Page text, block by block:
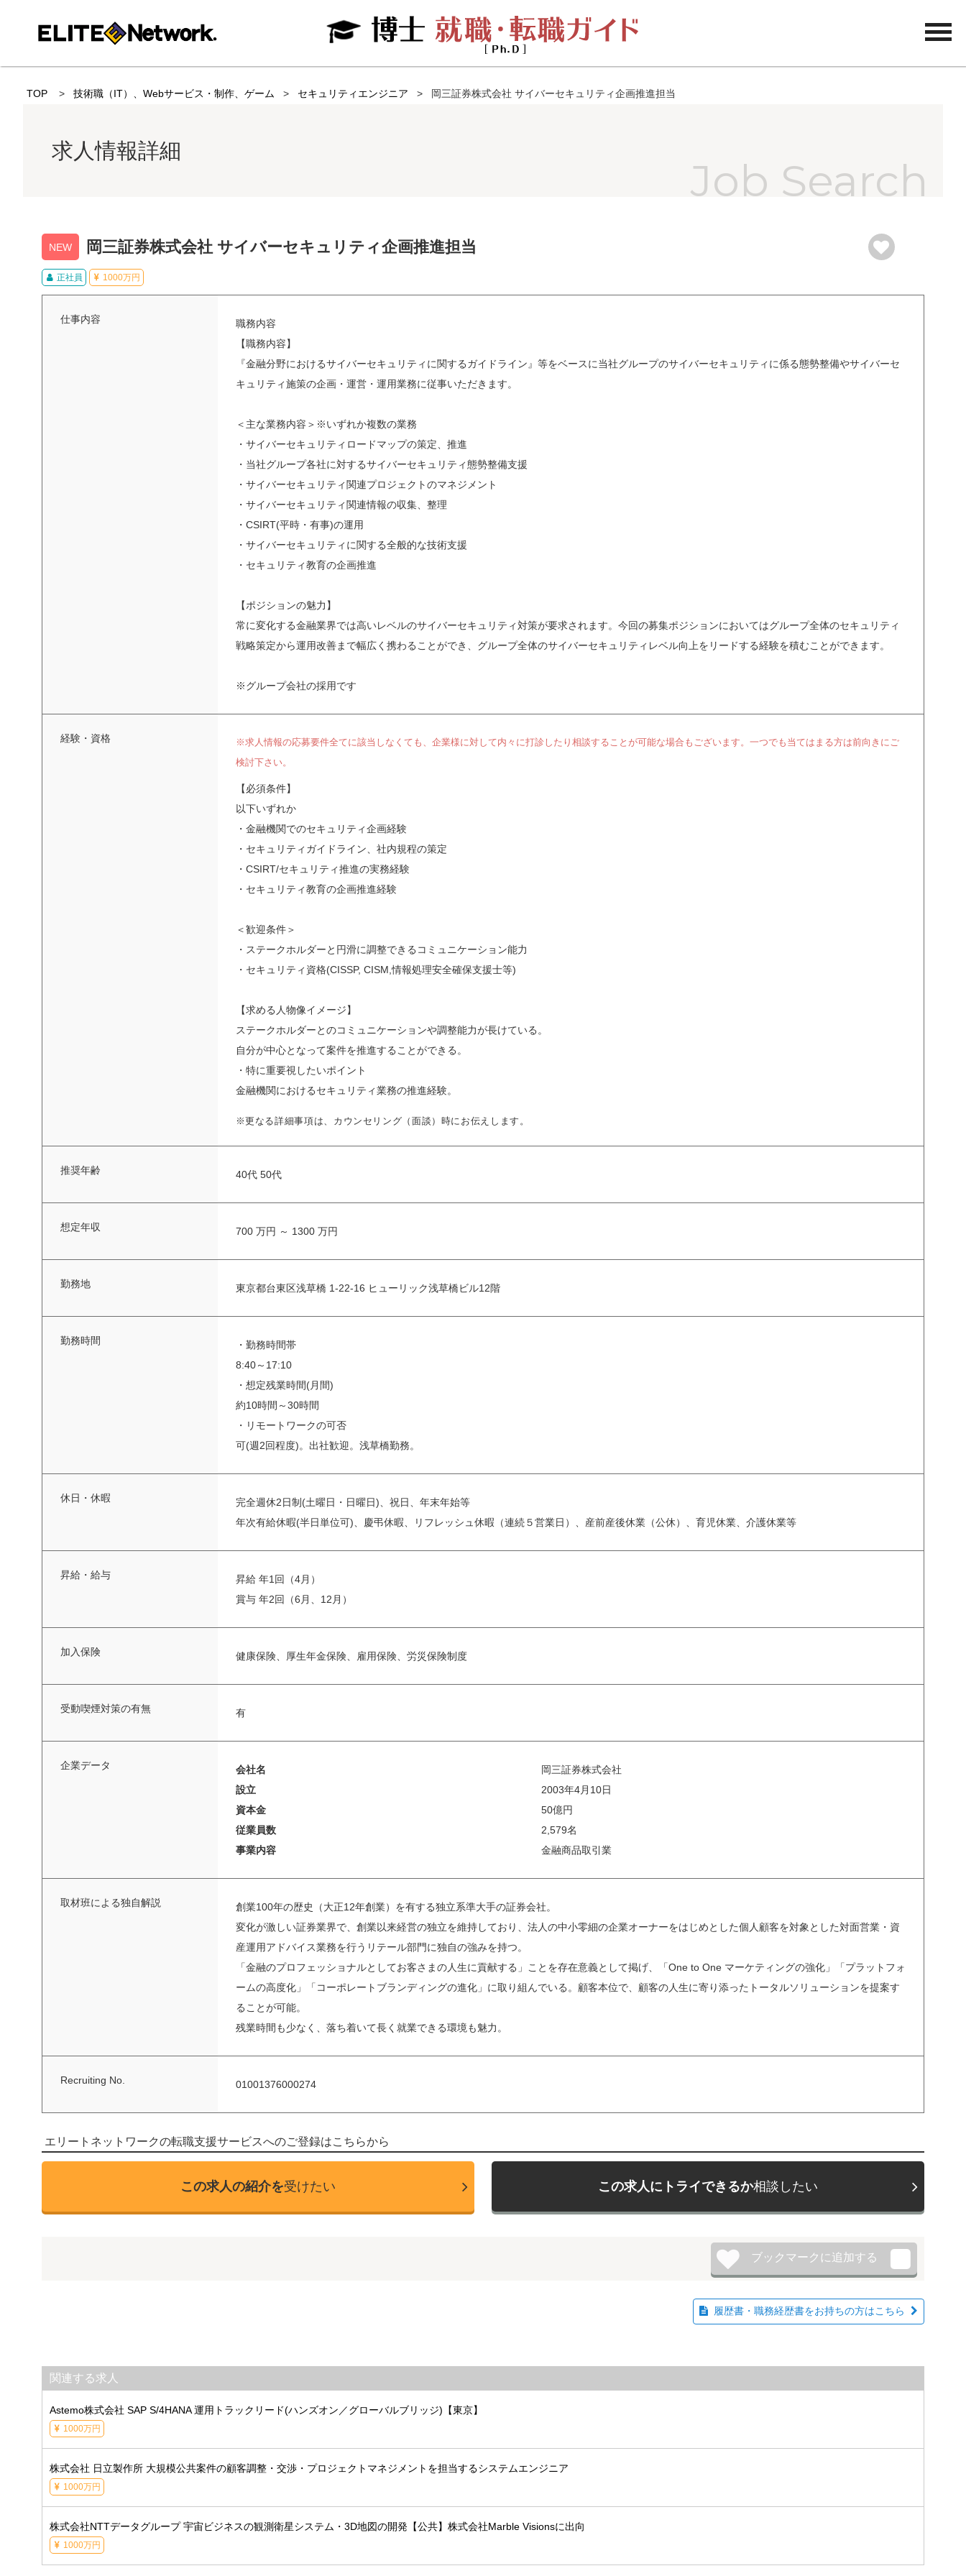
TOP 技術職（IT）、Webサービス・制作、ゲーム セキュリティエンジニア 岡三証券株式会社 サイバーセキュリティ企画推進担当
求人情報詳細
NEW 岡三証券株式会社 サイバーセキュリティ企画推進担当
正社員 1000万円
仕事内容
職務内容
【職務内容】
『金融分野におけるサイバーセキュリティに関するガイドライン』等をベースに当社グループのサイバーセキュリティに係る態勢整備やサイバーセ
キュリティ施策の企画・運営・運用業務に従事いただきます。
＜主な業務内容＞※いずれか複数の業務
・サイバーセキュリティロードマップの策定、推進
・当社グループ各社に対するサイバーセキュリティ態勢整備支援
・サイバーセキュリティ関連プロジェクトのマネジメント
・サイバーセキュリティ関連情報の収集、整理
・CSIRT(平時・有事)の運用
・サイバーセキュリティに関する全般的な技術支援
・セキュリティ教育の企画推進
【ポジションの魅力】
常に変化する金融業界では高いレベルのサイバーセキュリティ対策が要求されます。今回の募集ポジションにおいてはグループ全体のセキュリティ
戦略策定から運用改善まで幅広く携わることができ、グループ全体のサイバーセキュリティレベル向上をリードする経験を積むことができます。
※グループ会社の採用です
経験・資格
※求人情報の応募要件全てに該当しなくても、企業様に対して内々に打診したり相談することが可能な場合もございます。一つでも当てはまる方は前向きにご
検討下さい。
【必須条件】
以下いずれか
・金融機関でのセキュリティ企画経験
・セキュリティガイドライン、社内規程の策定
・CSIRT/セキュリティ推進の実務経験
・セキュリティ教育の企画推進経験
＜歓迎条件＞
・ステークホルダーと円滑に調整できるコミュニケーション能力
・セキュリティ資格(CISSP, CISM,情報処理安全確保支援士等)
【求める人物像イメージ】
ステークホルダーとのコミュニケーションや調整能力が長けている。
自分が中心となって案件を推進することができる。
・特に重要視したいポイント
金融機関におけるセキュリティ業務の推進経験。
※更なる詳細事項は、カウンセリング（面談）時にお伝えします。
推奨年齢 40代 50代
想定年収 700 万円 ～ 1300 万円
勤務地 東京都台東区浅草橋 1-22-16 ヒューリック浅草橋ビル12階
勤務時間
・勤務時間帯
8:40～17:10
・想定残業時間(月間)
約10時間～30時間
・リモートワークの可否
可(週2回程度)。出社歓迎。浅草橋勤務。
休日・休暇
完全週休2日制(土曜日・日曜日)、祝日、年末年始等
年次有給休暇(半日単位可)、慶弔休暇、リフレッシュ休暇（連続５営業日）、産前産後休業（公休）、育児休業、介護休業等
昇給・給与
昇給 年1回（4月）
賞与 年2回（6月、12月）
加入保険 健康保険、厚生年金保険、雇用保険、労災保険制度
受動喫煙対策の有無 有
企業データ 会社名
岡三証券株式会社
設立
2003年4月10日
資本金
50億円
従業員数
2,579名
事業内容
金融商品取引業
取材班による独自解説
創業100年の歴史（大正12年創業）を有する独立系準大手の証券会社。
変化が激しい証券業界で、創業以来経営の独立を維持しており、法人の中小零細の企業オーナーをはじめとした個人顧客を対象とした対面営業・資
産運用アドバイス業務を行うリテール部門に独自の強みを持つ。
「金融のプロフェッショナルとしてお客さまの人生に貢献する」ことを存在意義として掲げ、「One to One マーケティングの強化」「プラットフォ
ームの高度化」「コーポレートブランディングの進化」に取り組んでいる。顧客本位で、顧客の人生に寄り添ったトータルソリューションを提案す
ることが可能。
残業時間も少なく、落ち着いて長く就業できる環境も魅力。
Recruiting No. 01001376000274
エリートネットワークの転職支援サービスへのご登録はこちらから
この求人の紹介を受けたい この求人にトライできるか相談したい
履歴書・職務経歴書をお持ちの方はこちら
関連する求人
Astemo株式会社 SAP S/4HANA 運用トラックリード(ハンズオン／グローバルブリッジ)【東京】
1000万円
株式会社 日立製作所 大規模公共案件の顧客調整・交渉・プロジェクトマネジメントを担当するシステムエンジニア
1000万円
株式会社NTTデータグループ 宇宙ビジネスの観測衛星システム・3D地図の開発【公共】株式会社Marble Visionsに出向
1000万円